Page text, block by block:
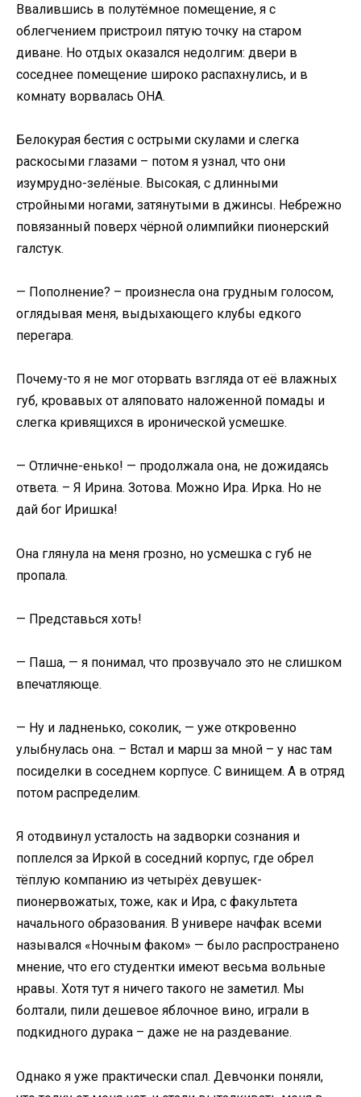
Ввалившись в полутёмное помещение, я с
облегчением пристроил пятую точку на старом
диване. Но отдых оказался недолгим: двери в
соседнее помещение широко распахнулись, и в
комнату ворвалась ОНА.
Белокурая бестия с острыми скулами и слегка
раскосыми глазами – потом я узнал, что они
изумрудно-зелёные. Высокая, с длинными
стройными ногами, затянутыми в джинсы. Небрежно
повязанный поверх чёрной олимпийки пионерский
галстук.
— Пополнение? – произнесла она грудным голосом,
оглядывая меня, выдыхающего клубы едкого
перегара.
Почему-то я не мог оторвать взгляда от её влажных
губ, кровавых от аляповато наложенной помады и
слегка кривящихся в иронической усмешке.
— Отличне-енько! — продолжала она, не дожидаясь
ответа. – Я Ирина. Зотова. Можно Ира. Ирка. Но не
дай бог Иришка!
Она глянула на меня грозно, но усмешка с губ не
пропала.
— Представься хоть!
— Паша, — я понимал, что прозвучало это не слишком
впечатляюще.
— Ну и ладненько, соколик, — уже откровенно
улыбнулась она. – Встал и марш за мной – у нас там
посиделки в соседнем корпусе. С винищем. А в отряд
потом распределим.
Я отодвинул усталость на задворки сознания и
поплелся за Иркой в соседний корпус, где обрел
тёплую компанию из четырёх девушек-
пионервожатых, тоже, как и Ира, с факультета
начального образования. В универе начфак всеми
назывался «Ночным факом» — было распространено
мнение, что его студентки имеют весьма вольные
нравы. Хотя тут я ничего такого не заметил. Мы
болтали, пили дешевое яблочное вино, играли в
подкидного дурака – даже не на раздевание.
Однако я уже практически спал. Девчонки поняли,